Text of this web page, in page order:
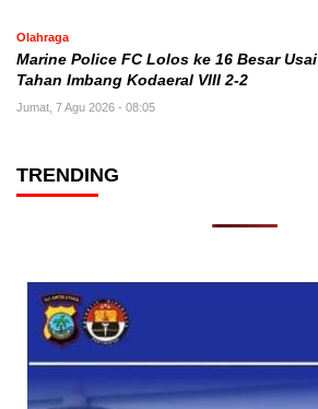
Olahraga
Marine Police FC Lolos ke 16 Besar Usai
Tahan Imbang Kodaeral VIII 2-2
Jumat, 7 Agu 2026 - 08:05
TRENDING